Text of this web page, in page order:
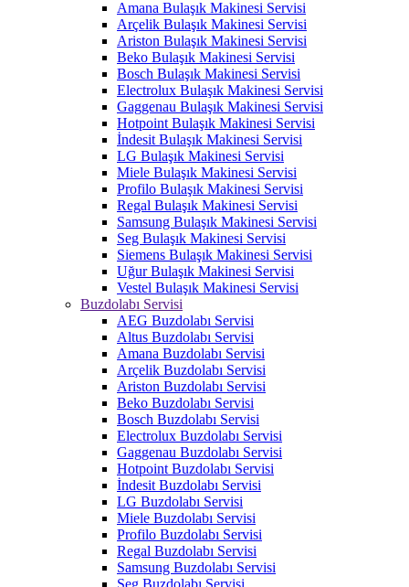
Amana Bulaşık Makinesi Servisi
Arçelik Bulaşık Makinesi Servisi
Ariston Bulaşık Makinesi Servisi
Beko Bulaşık Makinesi Servisi
Bosch Bulaşık Makinesi Servisi
Electrolux Bulaşık Makinesi Servisi
Gaggenau Bulaşık Makinesi Servisi
Hotpoint Bulaşık Makinesi Servisi
İndesit Bulaşık Makinesi Servisi
LG Bulaşık Makinesi Servisi
Miele Bulaşık Makinesi Servisi
Profilo Bulaşık Makinesi Servisi
Regal Bulaşık Makinesi Servisi
Samsung Bulaşık Makinesi Servisi
Seg Bulaşık Makinesi Servisi
Siemens Bulaşık Makinesi Servisi
Uğur Bulaşık Makinesi Servisi
Vestel Bulaşık Makinesi Servisi
Buzdolabı Servisi
AEG Buzdolabı Servisi
Altus Buzdolabı Servisi
Amana Buzdolabı Servisi
Arçelik Buzdolabı Servisi
Ariston Buzdolabı Servisi
Beko Buzdolabı Servisi
Bosch Buzdolabı Servisi
Electrolux Buzdolabı Servisi
Gaggenau Buzdolabı Servisi
Hotpoint Buzdolabı Servisi
İndesit Buzdolabı Servisi
LG Buzdolabı Servisi
Miele Buzdolabı Servisi
Profilo Buzdolabı Servisi
Regal Buzdolabı Servisi
Samsung Buzdolabı Servisi
Seg Buzdolabı Servisi